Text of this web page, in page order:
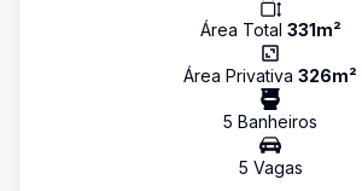
Área Total 331m²
Área Privativa 326m²
5 Banheiros
5 Vagas